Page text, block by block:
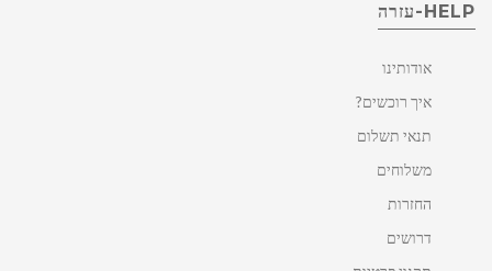
HELP-עזרה
אודותינו
איך רוכשים?
תנאי תשלום
משלוחים
החזרות
דרושים